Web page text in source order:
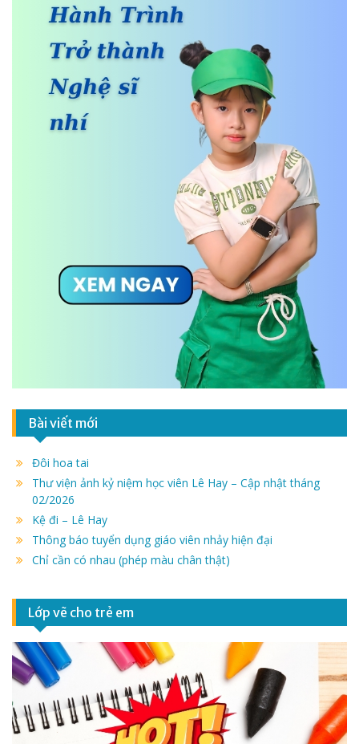
Bài viết mới
Đôi hoa tai
Thư viện ảnh kỷ niệm học viên Lê Hay – Cập nhật tháng
02/2026
Kệ đi – Lê Hay
Thông báo tuyển dụng giáo viên nhảy hiện đại
Chỉ cần có nhau (phép màu chân thật)
Lớp vẽ cho trẻ em